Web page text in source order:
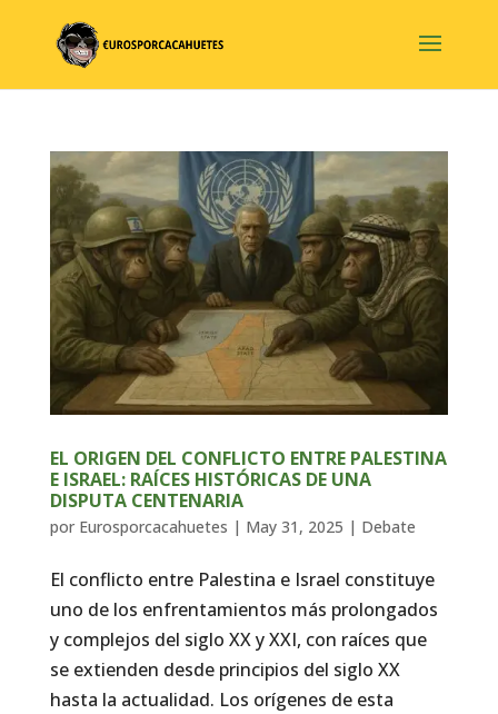
EL ORIGEN DEL CONFLICTO ENTRE PALESTINA
E ISRAEL: RAÍCES HISTÓRICAS DE UNA
DISPUTA CENTENARIA
por Eurosporcacahuetes | May 31, 2025 | Debate
El conflicto entre Palestina e Israel constituye
uno de los enfrentamientos más prolongados
y complejos del siglo XX y XXI, con raíces que
se extienden desde principios del siglo XX
hasta la actualidad. Los orígenes de esta